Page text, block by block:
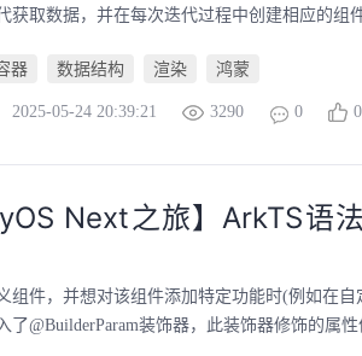
获取数据，并在每次迭代过程中创建相应的组件
器 数据结构 渲染 鸿蒙
2025-05-24 20:39:21 3290 0 0
Next之旅】ArkTS语
组件，并想对该组件添加特定功能时(例如在自
了@BuilderParam装饰器，此装饰器修饰的属